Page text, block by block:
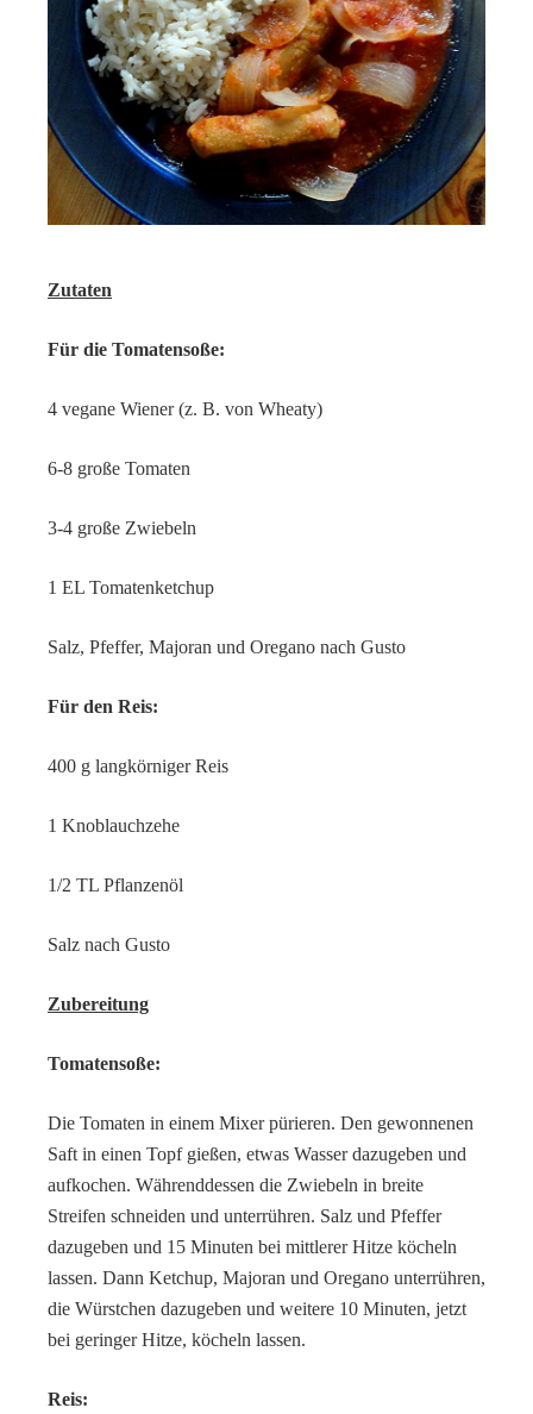
Zutaten
Für die Tomatensoße:
4 vegane Wiener (z. B. von Wheaty)
6-8 große Tomaten
3-4 große Zwiebeln
1 EL Tomatenketchup
Salz, Pfeffer, Majoran und Oregano nach Gusto
Für den Reis:
400 g langkörniger Reis
1 Knoblauchzehe
1/2 TL Pflanzenöl
Salz nach Gusto
Zubereitung
Tomatensoße:
Die Tomaten in einem Mixer pürieren. Den gewonnenen
Saft in einen Topf gießen, etwas Wasser dazugeben und
aufkochen. Währenddessen die Zwiebeln in breite
Streifen schneiden und unterrühren. Salz und Pfeffer
dazugeben und 15 Minuten bei mittlerer Hitze köcheln
lassen. Dann Ketchup, Majoran und Oregano unterrühren,
die Würstchen dazugeben und weitere 10 Minuten, jetzt
bei geringer Hitze, köcheln lassen.
Reis: